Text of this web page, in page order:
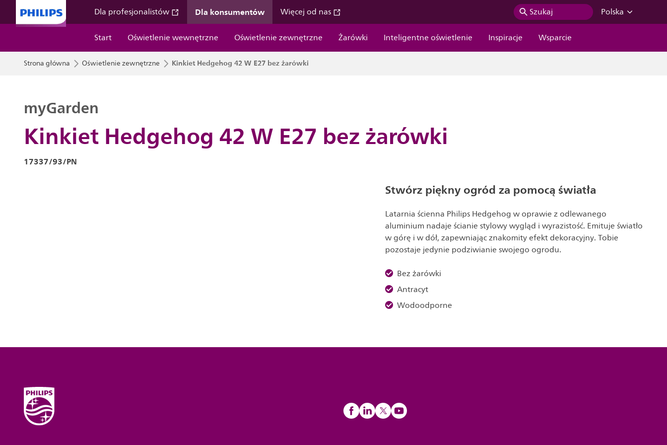
Dla profesjonalistów Dla konsumentów Więcej od nas Szukaj
Polska
Start
Oświetlenie wewnętrzne Oświetlenie zewnętrzne Żarówki Inteligentne oświetlenie Inspiracje Wsparcie
Strona główna Oświetlenie zewnętrzne Kinkiet Hedgehog 42 W E27 bez żarówki
Kinkiet Hedgehog 42 W E27 bez żarówki
myGarden
17337/93/PN
Stwórz piękny ogród za pomocą światła
Latarnia ścienna Philips Hedgehog w oprawie z odlewanego
aluminium nadaje ścianie stylowy wygląd i wyrazistość. Emituje światło
w górę i w dół, zapewniając znakomity efekt dekoracyjny. Tobie
pozostaje jedynie podziwianie swojego ogrodu.
Bez żarówki
Antracyt
Wodoodporne